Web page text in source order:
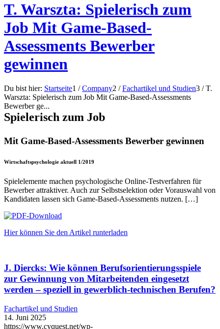
T. Warszta: Spielerisch zum
Job Mit Game-Based-
Assessments Bewerber
gewinnen
Du bist hier: Startseite1 / Company2 / Fachartikel und Studien3 / T.
Warszta: Spielerisch zum Job Mit Game-Based-Assessments
Bewerber ge...
Spielerisch zum Job
Mit Game-Based-Assessments Bewerber gewinnen
Wirtschaftspsychologie aktuell 1/2019
Spielelemente machen psychologische Online-Testverfahren für
Bewerber attraktiver. Auch zur Selbstselektion oder Vorauswahl von
Kandidaten lassen sich Game-Based-Assessments nutzen. […]
Hier können Sie den Artikel runterladen
J. Diercks: Wie können Berufsorientierungsspiele
zur Gewinnung von Mitarbeitenden eingesetzt
werden – speziell in gewerblich-technischen Berufen?
Fachartikel und Studien
14. Juni 2025
https://www.cyquest.net/wp-